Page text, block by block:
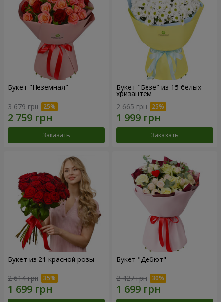
Букет "Неземная"
3 679 грн
Заказать
Букет "Безе" из 15 белых
хризантем
2 665 грн
Заказать
Букет из 21 красной розы
2 614 грн
Букет "Дебют"
2 427 грн